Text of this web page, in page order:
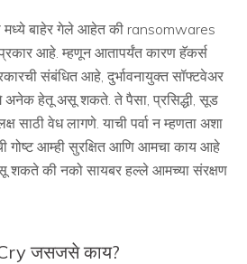
बाहेर गेले आहेत की ransomwares
आहे. म्हणून आतापर्यंत कारण हॅकर्स
संबंधित आहे, दुर्भावनायुक्त सॉफ्टवेअर
अनेक हेतू असू शकते. ते पैसा, प्रसिद्धी, सूड
वेध लागणे. याची पर्वा न म्हणता अशा
गोष्ट आम्ही सुरक्षित आणि आमचा काय आहे
शकते की नको सायबर हल्ले आमच्या संरक्षण
जसजसे काय?